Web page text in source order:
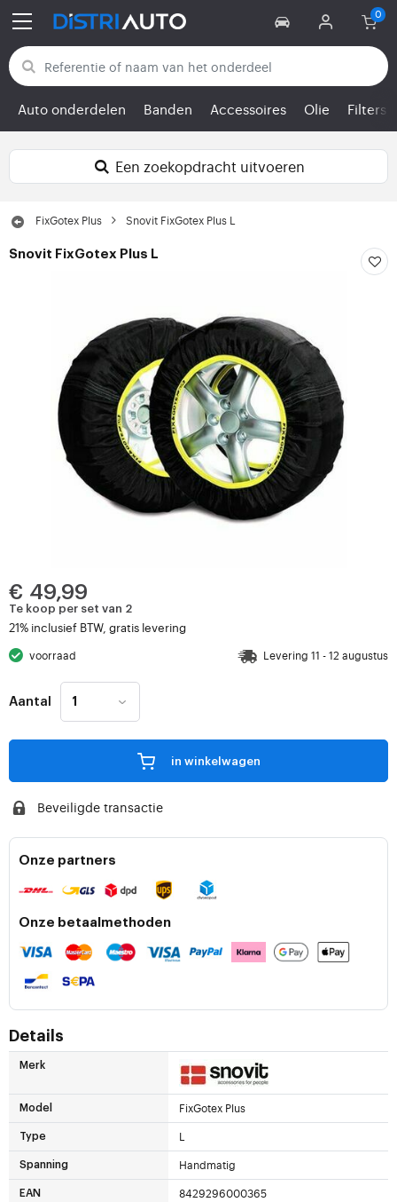
Terug naar categorieën
Auto onderdelen Banden Accessoires Olie Filters
Een zoekopdracht uitvoeren
FixGotex Plus Snovit FixGotex Plus L
Snovit FixGotex Plus L
€ 49,99
Te koop per set van 2
21% inclusief BTW, gratis levering
voorraad Levering 11 - 12 augustus
Aantal
in winkelwagen
Beveiligde transactie
Onze partners
Onze betaalmethoden
Details
Merk
Model FixGotex Plus
Type L
Spanning Handmatig
EAN 8429296000365